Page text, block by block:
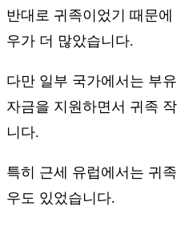
반대로 귀족이었기 때문
우가 더 많았습니다.
다만 일부 국가에서는 부
자금을 지원하면서 귀족
니다.
특히 근세 유럽에서는 귀
우도 있었습니다.